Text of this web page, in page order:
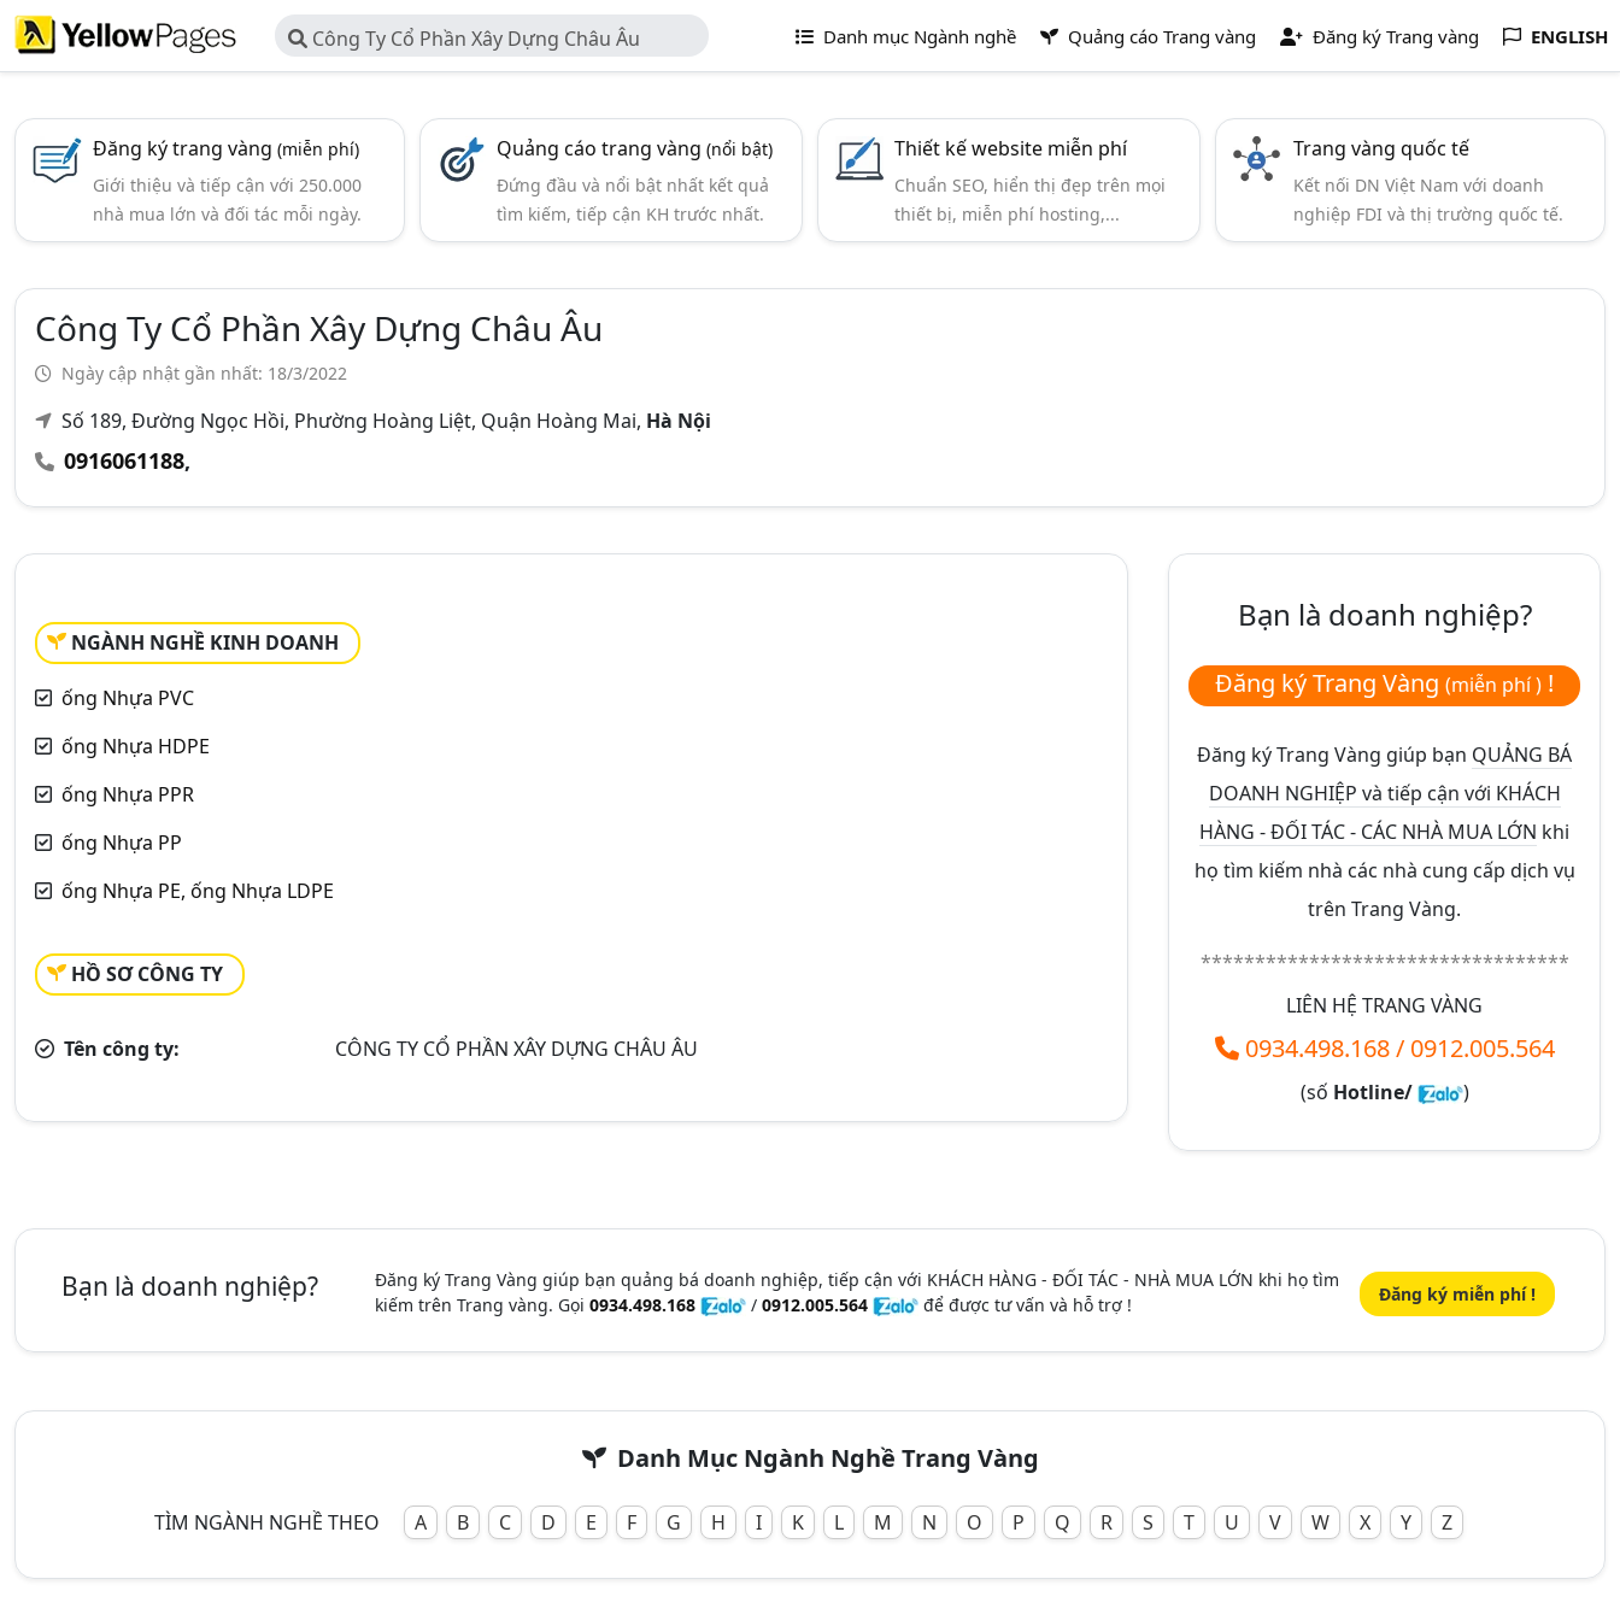
Công Ty Cổ Phần Xây Dựng Châu Âu Danh mục Ngành nghề Quảng cáo Trang vàng Đăng ký Trang vàng ENGLISH
Đăng ký trang vàng (miễn phí)
Giới thiệu và tiếp cận với 250.000
nhà mua lớn và đối tác mỗi ngày.
Quảng cáo trang vàng(nổi bật)
Đứng đầu và nổi bật nhất kết quả
tìm kiếm, tiếp cận KH trước nhất.
Thiết kế website miễn phí
Chuẩn SEO, hiển thị đẹp trên mọi
thiết bị, miễn phí hosting,...
Trang vàng quốc tế
Kết nối DN Việt Nam với doanh
nghiệp FDI và thị trường quốc tế.
Công Ty Cổ Phần Xây Dựng Châu Âu
Ngày cập nhật gần nhất: 18/3/2022
Số 189, Đường Ngọc Hồi, Phường Hoàng Liệt, Quận Hoàng Mai, Hà Nội
0916061188,
NGÀNH NGHỀ KINH DOANH
ống Nhựa PVC
ống Nhựa HDPE
ống Nhựa PPR
ống Nhựa PP
ống Nhựa PE, ống Nhựa LDPE
HỒ SƠ CÔNG TY
Tên công ty: CÔNG TY CỔ PHẦN XÂY DỰNG CHÂU ÂU
Bạn là doanh nghiệp?
Đăng ký Trang Vàng (miễn phí ) !
Đăng ký Trang Vàng giúp bạn QUẢNG BÁ
DOANH NGHIỆP và tiếp cận với KHÁCH
HÀNG - ĐỐI TÁC - CÁC NHÀ MUA LỚN khi
họ tìm kiếm nhà các nhà cung cấp dịch vụ
trên Trang Vàng.
**********************************
LIÊN HỆ TRANG VÀNG
0934.498.168/ 0912.005.564
(số Hotline/ )
Bạn là doanh nghiệp?
Đăng ký Trang Vàng giúp bạn quảng bá doanh nghiệp, tiếp cận với KHÁCH HÀNG - ĐỐI TÁC - NHÀ MUA LỚN khi họ tìm
kiếm trên Trang vàng. Gọi 0934.498.168 / 0912.005.564 để được tư vấn và hỗ trợ ! Đăng ký miễn phí !
Danh Mục Ngành Nghề Trang Vàng
TÌM NGÀNH NGHỀ THEO A B C D E F G H I K L M N O P Q R S T U V W X Y Z